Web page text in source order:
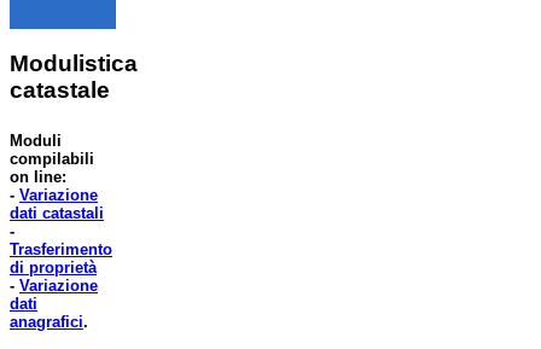
Modulistica
catastale
Moduli
compilabili
on line:
- Variazione
dati catastali
-
Trasferimento
di proprietà
- Variazione
dati
anagrafici.